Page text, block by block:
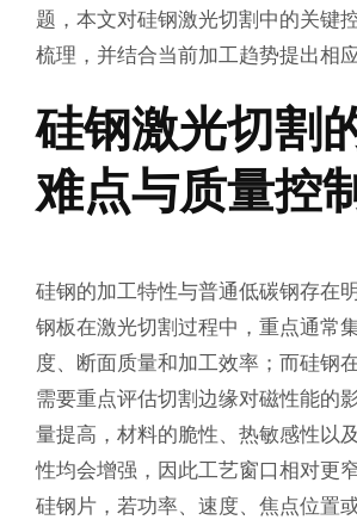
题，本文对硅钢激光切割中的关键
梳理，并结合当前加工趋势提出相
硅钢激光切割
难点与质量控
硅钢的加工特性与普通低碳钢存在
钢板在激光切割过程中，重点通常
度、断面质量和加工效率；而硅钢
需要重点评估切割边缘对磁性能的
量提高，材料的脆性、热敏感性以
性均会增强，因此工艺窗口相对更
硅钢片，若功率、速度、焦点位置